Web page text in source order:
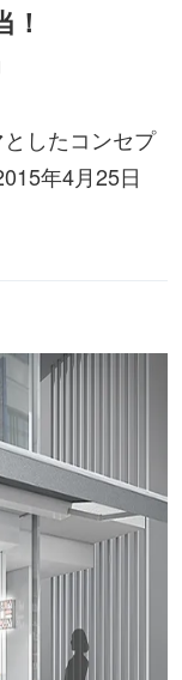
したコンセプ
年4月25日